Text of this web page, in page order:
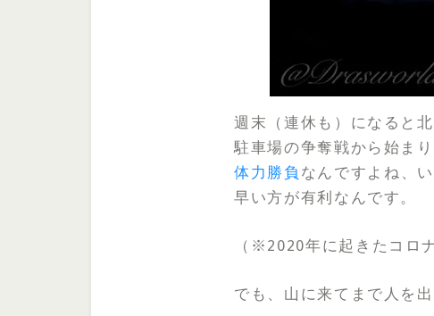
週末（連休も）になると
駐車場の争奪戦から始ま
体力勝負 なんですよね、
早い方が有利なんです。
（※2020年に起きたコロ
でも、山に来てまで人を